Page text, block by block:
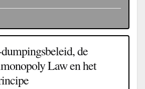
de
Law en het